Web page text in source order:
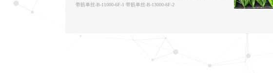
带筋单丝-B-11000-6F-1 带筋单丝-B-13000-6F-2